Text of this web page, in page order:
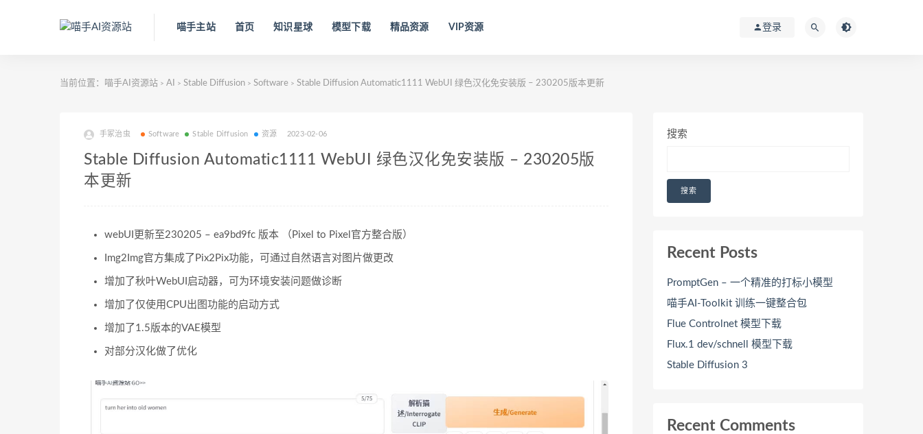
喵手主站 首页 知识星球 模型下载 精品资源 VIP资源 登录
当前位置： 喵手AI资源站 > AI > Stable Diffusion > Software > Stable Diffusion Automatic1111 WebUI 绿色汉化免安装版 – 230205版本更新
手冢治虫 Software Stable Diffusion 资源 2023-02-06
Stable Diffusion Automatic1111 WebUI 绿色汉化免安装版 – 230205版
本更新
webUI更新至230205 – ea9bd9fc 版本 （Pixel to Pixel官方整合版）
Img2Img官方集成了Pix2Pix功能，可通过自然语言对图片做更改
增加了秋叶WebUI启动器，可为环境安装问题做诊断
增加了仅使用CPU出图功能的启动方式
增加了1.5版本的VAE模型
对部分汉化做了优化
搜索
搜索
Recent Posts
PromptGen – 一个精准的打标小模型
喵手AI-Toolkit 训练一键整合包
Flue Controlnet 模型下载
Flux.1 dev/schnell 模型下载
Stable Diffusion 3
Recent Comments